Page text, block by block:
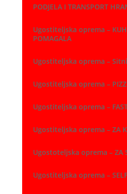
PODJELA I TRANSPORT
Ugostiteljska oprema –
POMAGALA
Ugostiteljska oprema – Sitni
Ugostiteljska oprema –
Ugostiteljska oprema –
Ugostiteljska oprema – ZA
Ugostoteljska oprema – ZA
Ugostiteljska oprema – SELF